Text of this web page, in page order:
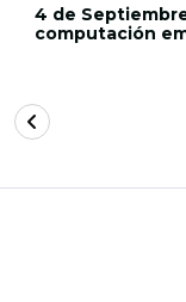
4 de
computación